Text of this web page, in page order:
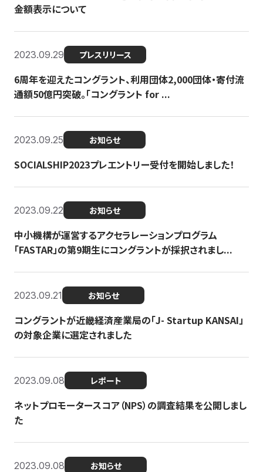
金額表示について
2023.09.29 プレスリリース
6周年を迎えたコングラント、利用団体2,000団体・寄付流
通額50億円突破。「コングラント for ...
2023.09.25 お知らせ
SOCIALSHIP2023プレエントリー受付を開始しました！
2023.09.22 お知らせ
中小機構が運営するアクセラレーションプログラム
「FASTAR」の第9期生にコングラントが採択されまし...
2023.09.21 お知らせ
コングラントが近畿経済産業局の「J- Startup KANSAI」
の対象企業に選定されました
2023.09.08 レポート
ネットプロモータースコア（NPS）の調査結果を公開しまし
た
2023.09.08 お知らせ